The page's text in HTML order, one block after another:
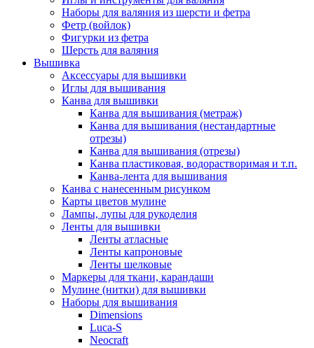
Наборы для валяния из шерсти и фетра
Фетр (войлок)
Фигурки из фетра
Шерсть для валяния
Вышивка
Аксессуары для вышивки
Иглы для вышивания
Канва для вышивки
Канва для вышивания (метраж)
Канва для вышивания (нестандартные
отрезы)
Канва для вышивания (отрезы)
Канва пластиковая, водорастворимая и т.п.
Канва-лента для вышивания
Канва с нанесенным рисунком
Карты цветов мулине
Лампы, лупы для рукоделия
Ленты для вышивки
Ленты атласные
Ленты капроновые
Ленты шелковые
Маркеры для ткани, карандаши
Мулине (нитки) для вышивки
Наборы для вышивания
Dimensions
Luca-S
Neocraft